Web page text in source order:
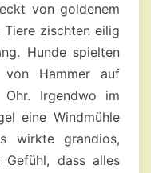
von goldenem
Tiere zischten eilig
Hunde spielten
von Hammer auf
Irgendwo im
eine Windmühle
wirkte grandios,
dass alles